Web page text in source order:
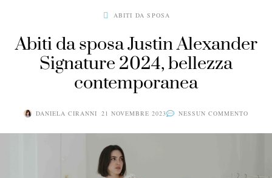
ABITI DA SPOSA
Abiti da sposa Justin Alexander
Signature 2024, bellezza
contemporanea
DANIELA CIRANNI 21 NOVEMBRE 2023 NESSUN COMMENTO